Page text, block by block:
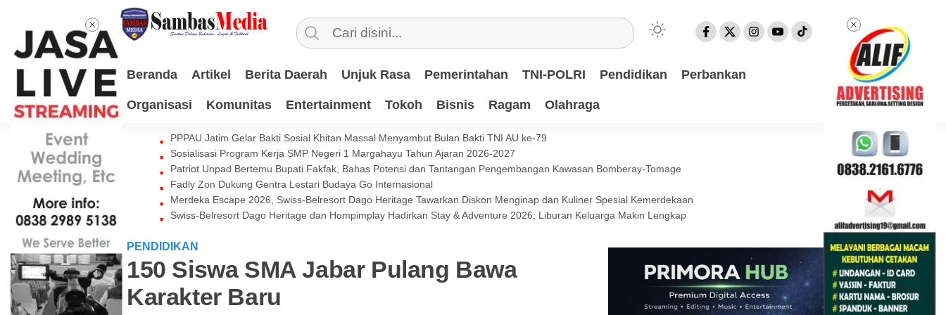
Beranda Artikel Berita Daerah Unjuk Rasa Pemerintahan TNI-POLRI Pendidikan Perbankan
Organisasi Komunitas Entertainment Tokoh Bisnis Ragam Olahraga
PPPAU Jatim Gelar Bakti Sosial Khitan Massal Menyambut Bulan Bakti TNI AU ke-79
Sosialisasi Program Kerja SMP Negeri 1 Margahayu Tahun Ajaran 2026-2027
Patriot Unpad Bertemu Bupati Fakfak, Bahas Potensi dan Tantangan Pengembangan Kawasan Bomberay-Tomage
Fadly Zon Dukung Gentra Lestari Budaya Go Internasional
Merdeka Escape 2026, Swiss-Belresort Dago Heritage Tawarkan Diskon Menginap dan Kuliner Spesial Kemerdekaan
Swiss-Belresort Dago Heritage dan Hompimplay Hadirkan Stay & Adventure 2026, Liburan Keluarga Makin Lengkap
PENDIDIKAN
150 Siswa SMA Jabar Pulang Bawa
Karakter Baru